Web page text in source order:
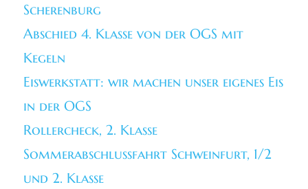
Scherenburg
Abschied 4. Klasse von der OGS mit
Kegeln
Eiswerkstatt: wir machen unser eigenes Eis
in der OGS
Rollercheck, 2. Klasse
Sommerabschlussfahrt Schweinfurt, 1/2
und 2. Klasse